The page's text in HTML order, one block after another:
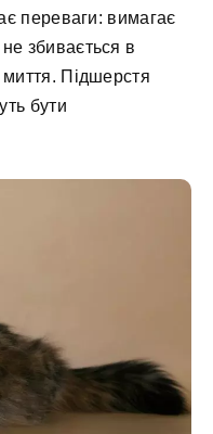
переваги: вимагає
не збивається в
миття. Підшерстя
бути